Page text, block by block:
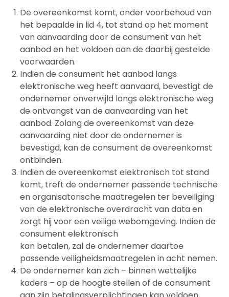
De overeenkomst komt, onder voorbehoud van
het bepaalde in lid 4, tot stand op het moment
van aanvaarding door de consument van het
aanbod en het voldoen aan de daarbij gestelde
voorwaarden.
Indien de consument het aanbod langs
elektronische weg heeft aanvaard, bevestigt de
ondernemer onverwijld langs elektronische weg
de ontvangst van de aanvaarding van het
aanbod. Zolang de overeenkomst van deze
aanvaarding niet door de ondernemer is
bevestigd, kan de consument de overeenkomst
ontbinden.
Indien de overeenkomst elektronisch tot stand
komt, treft de ondernemer passende technische
en organisatorische maatregelen ter beveiliging
van de elektronische overdracht van data en
zorgt hij voor een veilige webomgeving. Indien de
consument elektronisch
kan betalen, zal de ondernemer daartoe
passende veiligheidsmaatregelen in acht nemen.
De ondernemer kan zich – binnen wettelijke
kaders – op de hoogte stellen of de consument